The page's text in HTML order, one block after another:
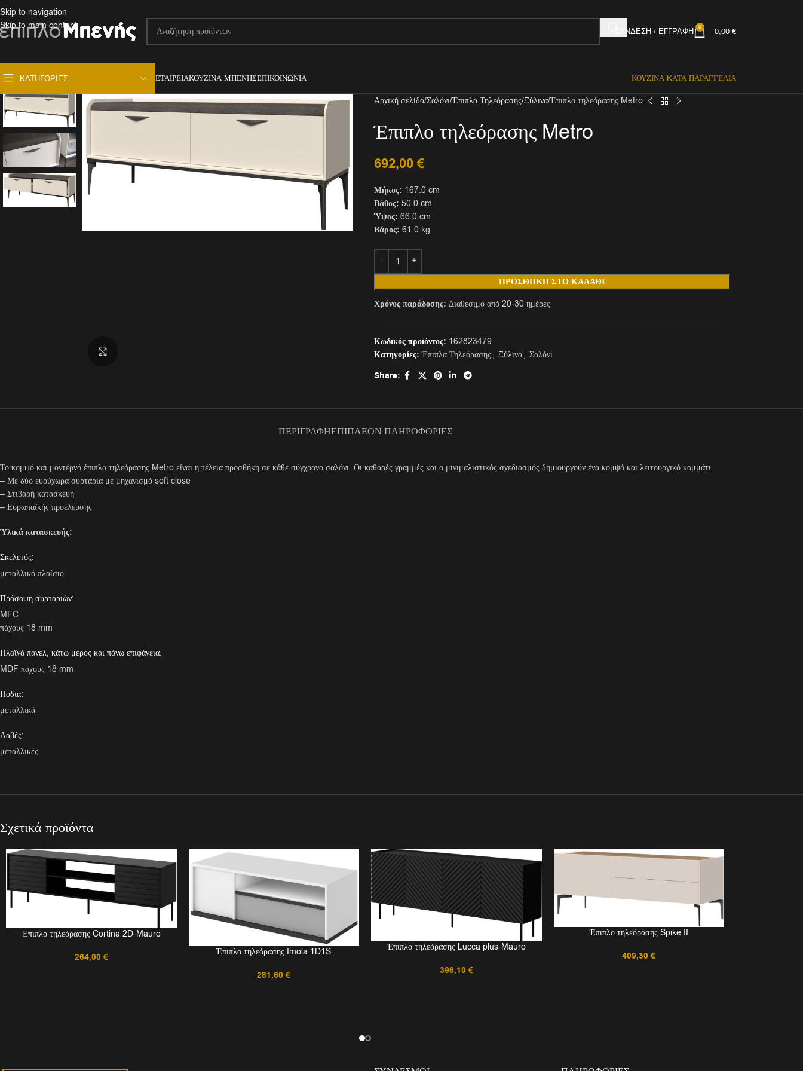
Skip to navigation
Skip to main content
ΣΎΝΔΕΣΗ / ΕΓΓΡΑΦΉ 0 0,00 €
ΚΑΤΗΓΟΡΊΕΣ ΕΤΑΙΡΕΊΑΚΟΥΖΊΝΑ ΜΠΕΝΉΣΕΠΙΚΟΙΝΩΝΊΑ ΚΟΥΖΊΝΑ KΑΤΆ ΠΑΡΑΓΓΕΛΊΑ
Αρχική σελίδα Σαλόνι Έπιπλα Τηλεόρασης Ξύλινα Έπιπλο τηλεόρασης Metro
Έπιπλο τηλεόρασης Metro
692,00€
Μήκος: 167.0 cm
Βάθος: 50.0 cm
Ύψος: 66.0 cm
Βάρος: 61.0 kg
ΠΡΟΣΘΉΚΗ ΣΤΟ ΚΑΛΆΘΙ
Χρόνος παράδοσης: Διαθέσιμο από 20-30 ημέρες
Κωδικός προϊόντος: 162823479
Κατηγορίες: Έπιπλα Τηλεόρασης, Ξύλινα, Σαλόνι
Share:
ΠΕΡΙΓΡΑΦΉΕΠΙΠΛΈΟΝ ΠΛΗΡΟΦΟΡΊΕΣ
Το κομψό και μοντέρνό έπιπλο τηλεόρασης Metro είναι η τέλεια προσθήκη σε κάθε σύγχρονο σαλόνι. Οι καθαρές γραμμές και ο μινιμαλιστικός σχεδιασμός δημιουργούν ένα κομψό και λειτουργικό κομμάτι.
– Με δύο ευρύχωρα συρτάρια με μηχανισμό soft close
– Στιβαρή κατασκευή
– Ευρωπαϊκής προέλευσης
Ύλικά κατασκευής:
Σκελετός:
μεταλλικό πλαίσιο
Πρόσοψη συρταριών:
MFC
πάχους 18 mm
Πλαϊνά πάνελ, κάτω μέρος και πάνω επιφάνεια:
MDF πάχους 18 mm
Πόδια:
μεταλλικά
Λαβές:
μεταλλικές
Σχετικά προϊόντα
Έπιπλο τηλεόρασης Cortina 2D-Mauro
264,00 €
Έπιπλο τηλεόρασης Imola 1D1S
281,60€
Έπιπλο τηλεόρασης Lucca plus-Mauro
396,10 €
Έπιπλο τηλεόρασης Spike II
409,30€